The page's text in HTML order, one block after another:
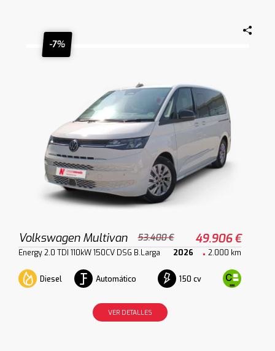
-7%
Volkswagen Multivan 53.400 € 49.906 €
Energy 2.0 TDI 110kW 150CV DSG B.Larga 2026 2.000 km
Diesel Automático 150 cv
VER DETALLES